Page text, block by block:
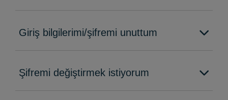
Giriş bilgilerimi/şifremi unuttum
Şifremi değiştirmek istiyorum